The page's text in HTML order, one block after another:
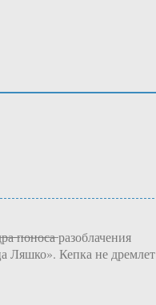
̶п̶о̶н̶о̶с̶а̶ разоблачения
Ляшко». Кепка не